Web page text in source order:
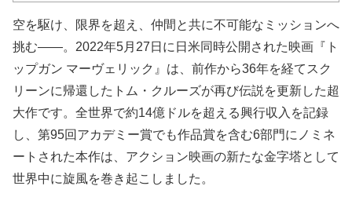
空を駆け、限界を超え、仲間と共に不可能なミッションへ
挑む——。 2022年5月27日 に日米同時公開された映画『ト
ップガン マーヴェリック』は、前作から36年を経てスク
リーンに帰還したトム・クルーズが再び伝説を更新した超
大作です。全世界で約14億ドルを超える興行収入を記録
し、第95回アカデミー賞でも作品賞を含む6部門にノミネ
ートされた本作は、アクション映画の新たな金字塔として
世界中に旋風を巻き起こしました。